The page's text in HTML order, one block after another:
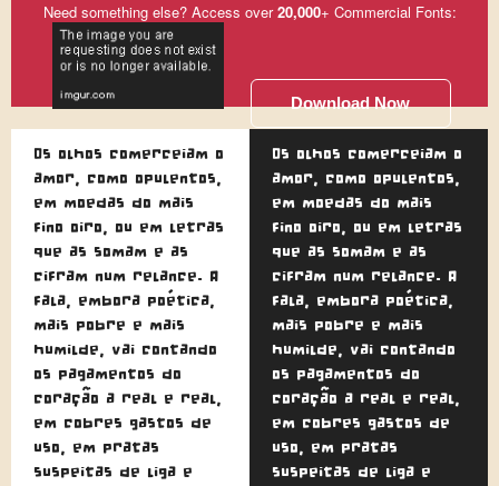
Need something else? Access over20,000+ Commercial Fonts:
Download Now
Os olhos comerceiam o
amor, como opulentos,
em moedas do mais
fino oiro, ou em letras
que as somam e as
cifram num relance. A
fala, embora poética,
mais pobre e mais
humilde, vai contando
os pagamentos do
coração a real e real,
em cobres gastos de
uso, em pratas
suspeitas de liga e
Os olhos comerceiam o
amor, como opulentos,
em moedas do mais
fino oiro, ou em letras
que as somam e as
cifram num relance. A
fala, embora poética,
mais pobre e mais
humilde, vai contando
os pagamentos do
coração a real e real,
em cobres gastos de
uso, em pratas
suspeitas de liga e